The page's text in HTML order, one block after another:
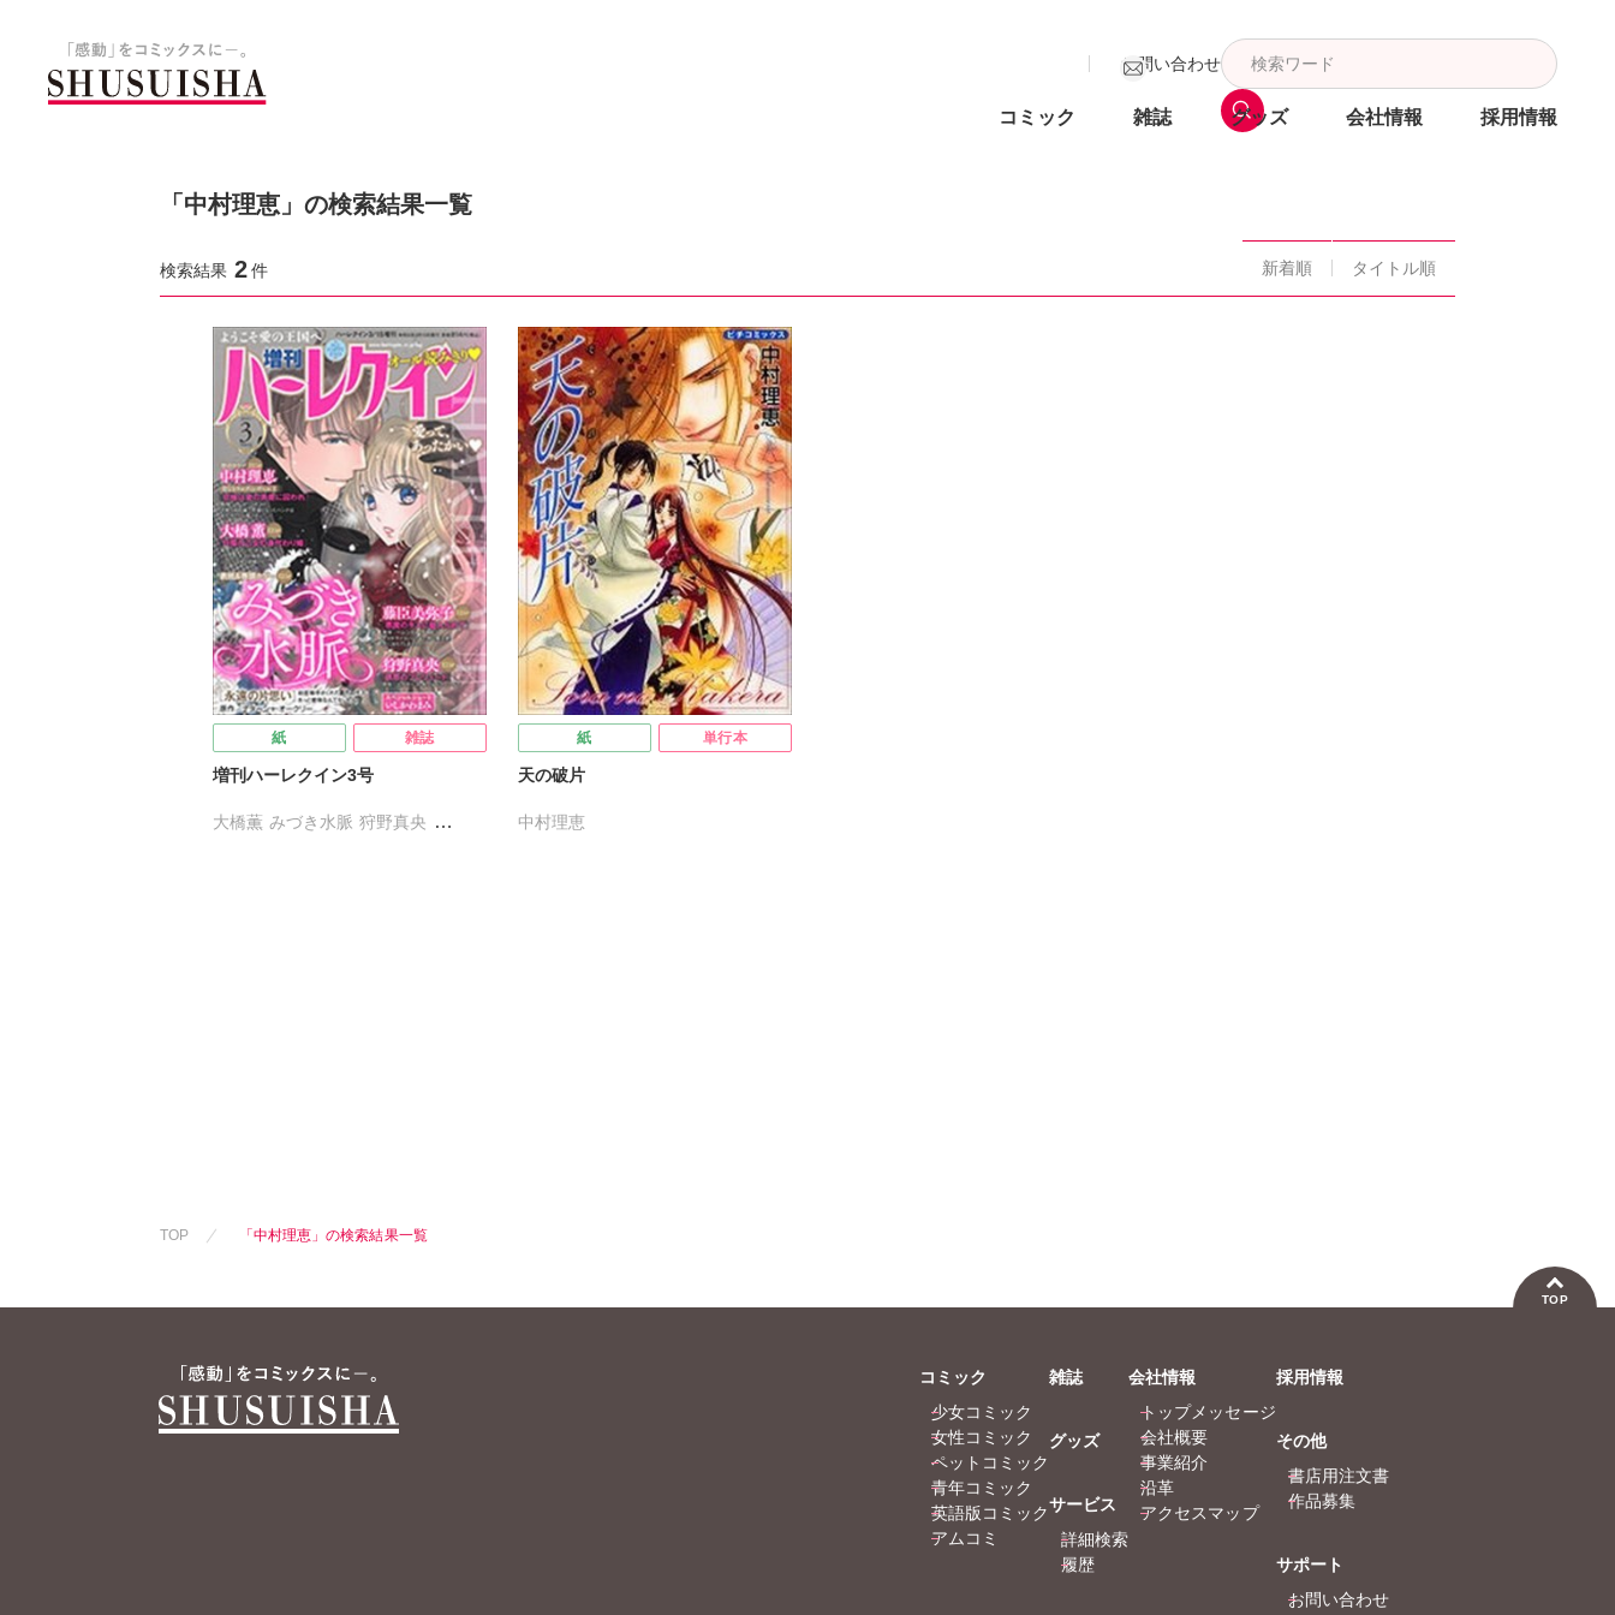
お問い合わせ
コミック 雑誌 グッズ 会社情報 採用情報
「中村理恵」の検索結果一覧
検索結果 2 件 新着順 タイトル順
紙 雑誌
増刊ハーレクイン3号
大橋薫 みづき水脈 狩野真央
紙 単行本
天の破片
中村理恵
TOP 「中村理恵」の検索結果一覧
TOP
コミック
少女コミック
女性コミック
ペットコミック
青年コミック
英語版コミック
アムコミ
雑誌
グッズ
サービス
詳細検索
履歴
会社情報
トップメッセージ
会社概要
事業紹介
沿革
アクセスマップ
採用情報
その他
書店用注文書
作品募集
サポート
お問い合わせ